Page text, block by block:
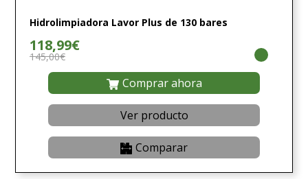
Hidrolimpiadora Lavor Plus de 130 bares
118,99€
145,00€
Comprar ahora
Ver producto
Comparar